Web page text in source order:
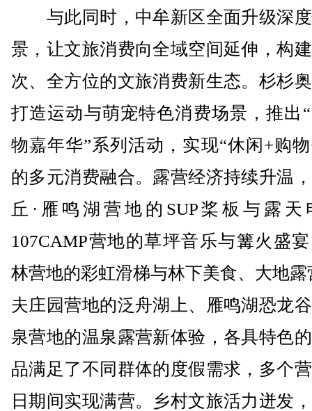
与此同时，中牟新区全面升级深
景，让文旅消费向全域空间延伸，构
次、全方位的文旅消费新生态。杉杉
打造运动与萌宠特色消费场景，推出
物嘉年华”系列活动，实现“休闲+购
的多元消费融合。露营经济持续升温
丘·雁鸣湖营地的SUP桨板与露天
107CAMP营地的草坪音乐与篝火盛
林营地的彩虹滑梯与林下美食、大地露
夫庄园营地的泛舟湖上、雁鸣湖恐龙
泉营地的温泉露营新体验，各具特色
品满足了不同群体的度假需求，多个
日期间实现满营。乡村文旅活力迸发